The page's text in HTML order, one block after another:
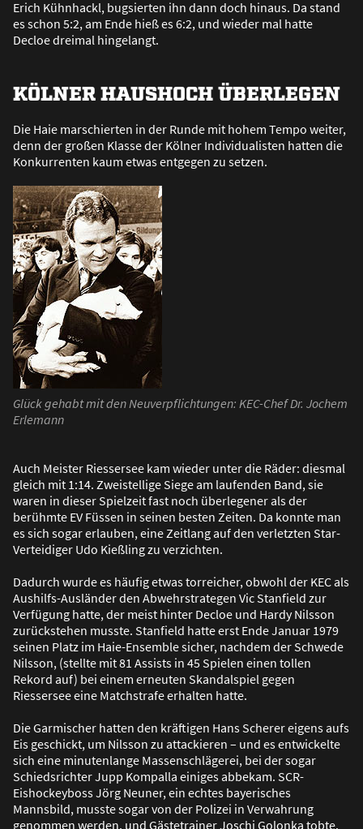
Erich Kühnhackl, bugsierten ihn dann doch hinaus. Da stand
es schon 5:2, am Ende hießes 6:2, und wieder mal hatte
Decloe dreimal hingelangt.
KÖLNER HAUSHOCH ÜBERLEGEN
Die Haie marschierten in der Runde mit hohem Tempo weiter,
denn der großen Klasse der Kölner Individualisten hatten die
Konkurrenten kaum etwas entgegen zu setzen.
Glück gehabt mit den Neuverpflichtungen: KEC-Chef Dr. Jochem
Erlemann
Auch Meister Riessersee kam wieder unter die Räder: diesmal
gleich mit 1:14. Zweistellige Siege am laufenden Band, sie
waren in dieser Spielzeit fast noch überlegener als der
berühmte EV Füssen in seinen besten Zeiten. Da konnte man
es sich sogar erlauben, eine Zeitlang auf den verletzten Star-
Verteidiger Udo Kießling zu verzichten.
Dadurch wurde es häufig etwas torreicher, obwohl der KEC als
Aushilfs-Ausländer den Abwehrstrategen Vic Stanfield zur
Verfügung hatte, der meist hinter Decloe und Hardy Nilsson
zurückstehen musste. Stanfield hatte erst Ende Januar 1979
seinen Platz im Haie-Ensemble sicher, nachdem der Schwede
Nilsson, (stellte mit 81 Assists in 45 Spielen einen tollen
Rekord auf) bei einem erneuten Skandalspiel gegen
Riessersee eine Matchstrafe erhalten hatte.
Die Garmischer hatten den kräftigen Hans Scherer eigens aufs
Eis geschickt, um Nilsson zu attackieren – und es entwickelte
sich eine minutenlange Massenschlägerei, bei der sogar
Schiedsrichter Jupp Kompalla einiges abbekam. SCR-
Eishockeyboss Jörg Neuner, ein echtes bayerisches
Mannsbild, musste sogar von der Polizei in Verwahrung
genommen werden, und Gästetrainer Joschi Golonka tobte.